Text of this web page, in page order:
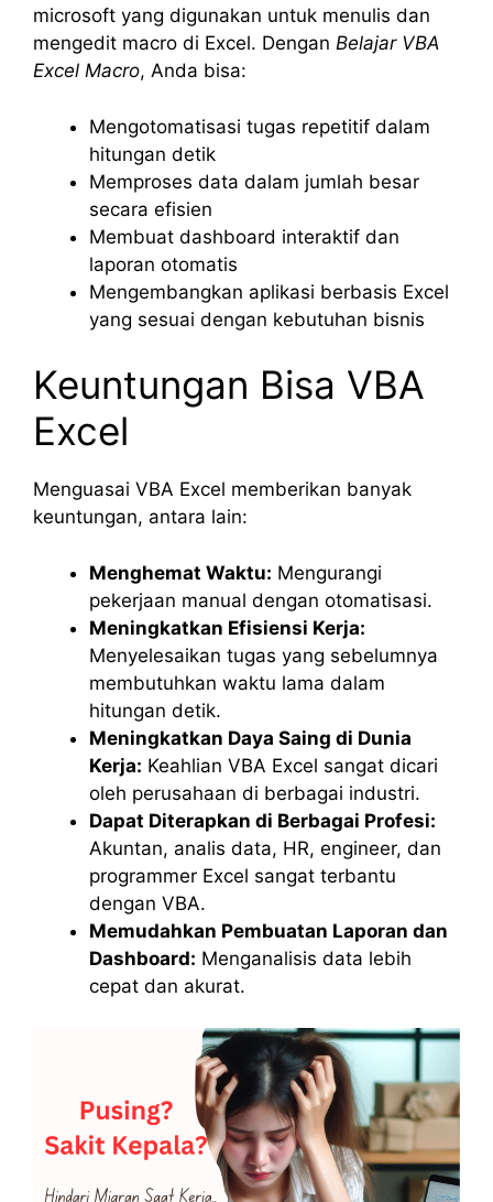
microsoft yang digunakan untuk menulis dan
mengedit macro di Excel. Dengan Belajar VBA
Excel Macro, Anda bisa:
Mengotomatisasi tugas repetitif dalam
hitungan detik
Memproses data dalam jumlah besar
secara efisien
Membuat dashboard interaktif dan
laporan otomatis
Mengembangkan aplikasi berbasis Excel
yang sesuai dengan kebutuhan bisnis
Keuntungan Bisa VBA
Excel
Menguasai VBA Excel memberikan banyak
keuntungan, antara lain:
Menghemat Waktu: Mengurangi
pekerjaan manual dengan otomatisasi.
Meningkatkan Efisiensi Kerja:
Menyelesaikan tugas yang sebelumnya
membutuhkan waktu lama dalam
hitungan detik.
Meningkatkan Daya Saing di Dunia
Kerja: Keahlian VBA Excel sangat dicari
oleh perusahaan di berbagai industri.
Dapat Diterapkan di Berbagai Profesi:
Akuntan, analis data, HR, engineer, dan
programmer Excel sangat terbantu
dengan VBA.
Memudahkan Pembuatan Laporan dan
Dashboard: Menganalisis data lebih
cepat dan akurat.